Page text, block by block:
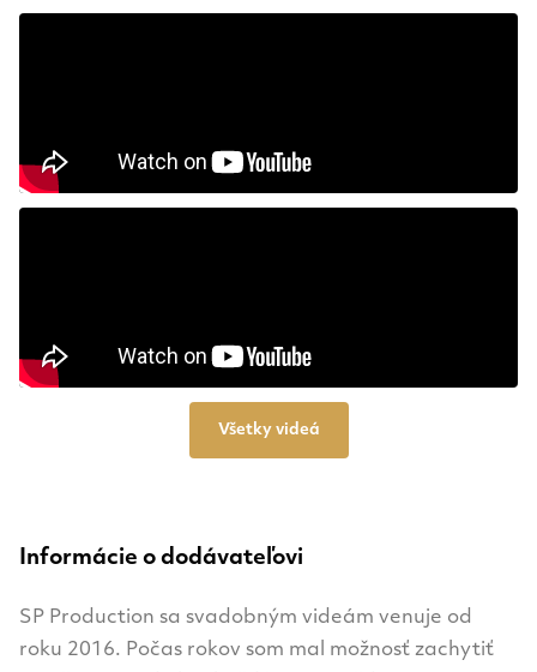
Všetky videá
Informácie o dodávateľovi
SP Production sa svadobným videám venuje od
roku 2016. Počas rokov som mal možnosť zachytiť